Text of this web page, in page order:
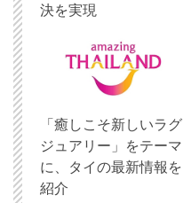
決を実現
「癒しこそ新しいラグ
ジュアリー」をテーマ
に、タイの最新情報を
紹介